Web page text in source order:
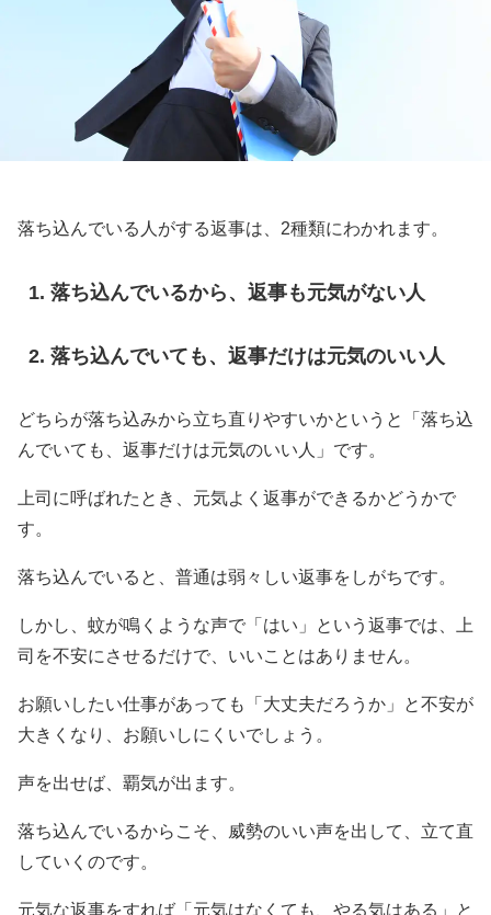
落ち込んでいる人がする返事は、2種類にわかれます。
落ち込んでいるから、返事も元気がない人
落ち込んでいても、返事だけは元気のいい人
どちらが落ち込みから立ち直りやすいかというと「落ち込
んでいても、返事だけは元気のいい人」です。
上司に呼ばれたとき、元気よく返事ができるかどうかで
す。
落ち込んでいると、普通は弱々しい返事をしがちです。
しかし、蚊が鳴くような声で「はい」という返事では、上
司を不安にさせるだけで、いいことはありません。
お願いしたい仕事があっても「大丈夫だろうか」と不安が
大きくなり、お願いしにくいでしょう。
声を出せば、覇気が出ます。
落ち込んでいるからこそ、威勢のいい声を出して、立て直
していくのです。
元気な返事をすれば「元気はなくても、やる気はある」と